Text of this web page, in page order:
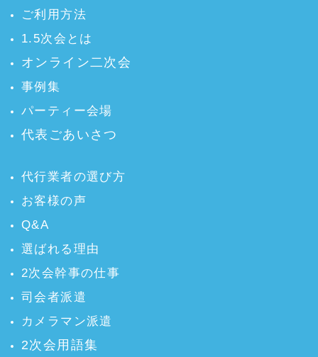
ご利用方法
1.5次会とは
オンライン二次会
事例集
パーティー会場
代表ごあいさつ
代行業者の選び方
お客様の声
Q&A
選ばれる理由
2次会幹事の仕事
司会者派遣
カメラマン派遣
2次会用語集